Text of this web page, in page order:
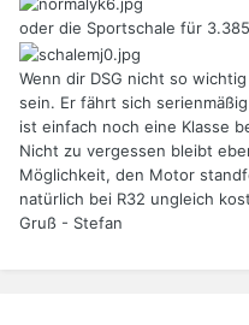
oder die Sportschale für
Wenn dir DSG nicht so
sein. Er fährt sich
ist einfach noch eine Klasse
Nicht zu vergessen bleibt
Möglichkeit, den Motor
natürlich bei R32 ungleich
Gruß - Stefan